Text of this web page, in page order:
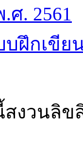
ศ. 2561
ฝึกเขีย
สงวนลิ